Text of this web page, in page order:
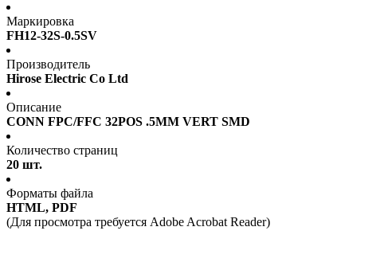
Маркировка
FH12-32S-0.5SV
Производитель
Hirose Electric Co Ltd
Описание
CONN FPC/FFC 32POS .5MM VERT SMD
Количество страниц
20 шт.
Форматы файла
HTML, PDF
(Для просмотра требуется Adobe Acrobat Reader)